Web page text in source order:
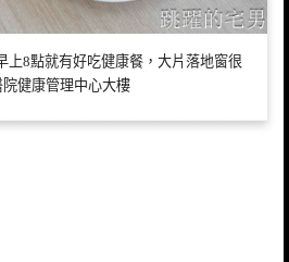
上8點就有好吃健康餐，大片落地窗很
健康管理中心大樓